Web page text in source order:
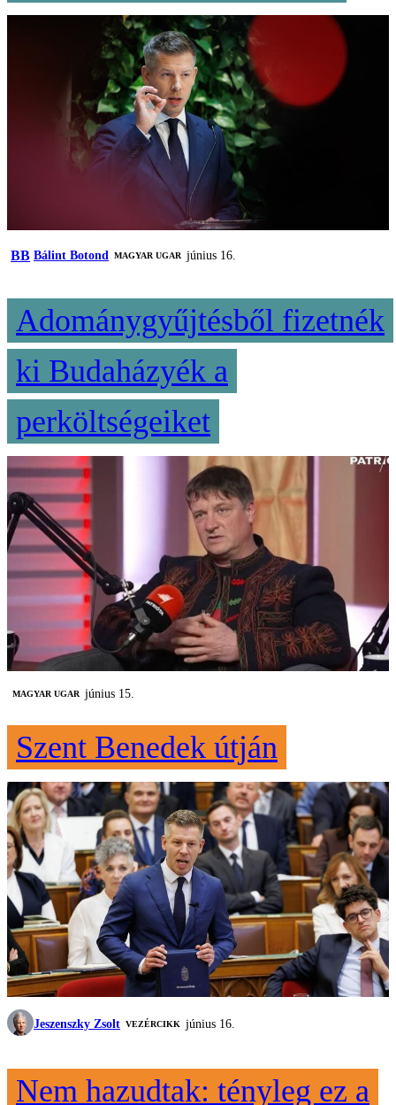
BB Bálint Botond MAGYAR UGAR június 16.
Adománygyűjtésből fizetnék
ki Budaházyék a
perköltségeiket
MAGYAR UGAR június 15.
Szent Benedek útján
Jeszenszky Zsolt VEZÉRCIKK június 16.
Nem hazudtak: tényleg ez a